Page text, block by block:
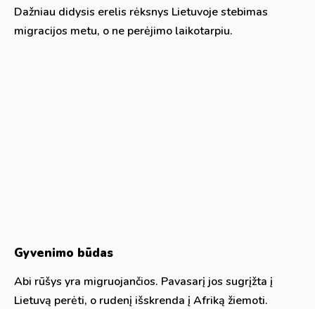
Dažniau didysis erelis rėksnys Lietuvoje stebimas
migracijos metu, o ne perėjimo laikotarpiu.
Gyvenimo būdas
Abi rūšys yra migruojančios. Pavasarį jos sugrįžta į
Lietuvą perėti, o rudenį išskrenda į Afriką žiemoti.